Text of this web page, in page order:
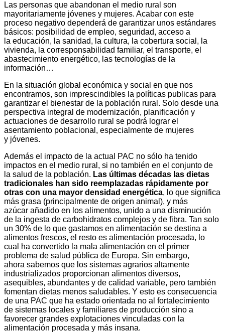
Las personas que abandonan el medio rural son
mayoritariamente jóvenes y mujeres. Acabar con este
proceso negativo dependerá de garantizar unos estándares
básicos: posibilidad de empleo, seguridad, acceso a
la educación, la sanidad, la cultura, la cobertura social, la
vivienda, la corresponsabilidad familiar, el transporte, el
abastecimiento energético, las tecnologías de la
información…
En la situación global económica y social en que nos
encontramos, son imprescindibles la políticas publicas para
garantizar el bienestar de la población rural. Solo desde una
perspectiva integral de modernización, planificación y
actuaciones de desarrollo rural se podrá lograr el
asentamiento poblacional, especialmente de mujeres
y jóvenes.
Además el impacto de la actual PAC no sólo ha tenido
impactos en el medio rural, si no también en el conjunto de
la salud de la población. Las últimas décadas las dietas
tradicionales han sido reemplazadas rápidamente por
otras con una mayor densidad energética, lo que significa
más grasa (principalmente de origen animal), y más
azúcar añadido en los alimentos, unido a una disminución
de la ingesta de carbohidratos complejos y de fibra. Tan solo
un 30% de lo que gastamos en alimentación se destina a
alimentos frescos, el resto es alimentación procesada, lo
cual ha convertido la mala alimentación en el primer
problema de salud pública de Europa. Sin embargo,
ahora sabemos que los sistemas agrarios altamente
industrializados proporcionan alimentos diversos,
asequibles, abundantes y de calidad variable, pero también
fomentan dietas menos saludables. Y esto es consecuencia
de una PAC que ha estado orientada no al fortalecimiento
de sistemas locales y familiares de producción sino a
favorecer grandes explotaciones vinculadas con la
alimentación procesada y más insana.